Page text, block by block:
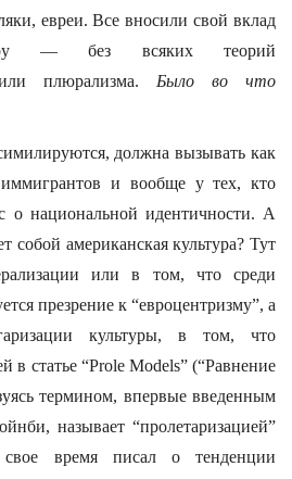
евреи. Все вносили свой вклад
— без всяких теорий
или плюрализма. Было во что
должна вызывать как
и вообще у тех, кто
о национальной идентичности. А
собой американская культура? Тут
или в том, что среди
презрение к “евроцентризму”, а
культуры, в том, что
в статье “Prole Models” (“Равнение
термином, впервые введенным
называет “пролетаризацией”
время писал о тенденции